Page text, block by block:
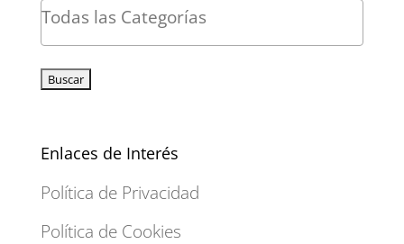
Enlaces de Interés
Política de Privacidad
Política de Cookies